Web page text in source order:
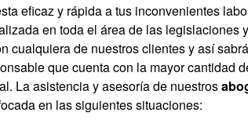
eficaz y rápida a tus inconvenientes
en toda el área de las legislaciones
cualquiera de nuestros clientes y así
que cuenta con la mayor cantidad
La asistencia y asesoría de nuestros
en las siguientes situaciones: